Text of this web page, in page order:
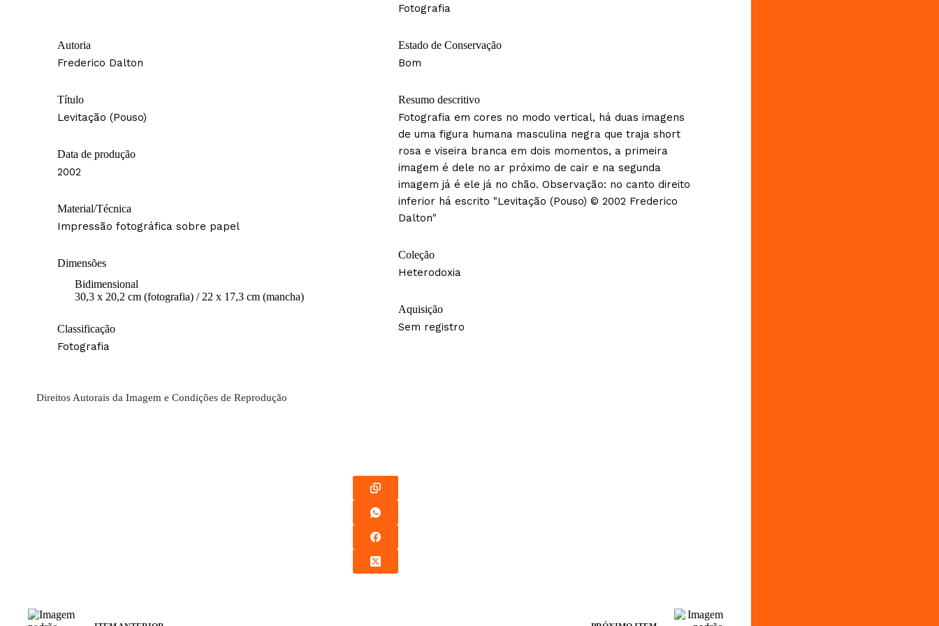
Autoria
Frederico Dalton
Título
Levitação (Pouso)
Data de produção
2002
Material/Técnica
Impressão fotográfica sobre papel
Dimensões
Bidimensional
30,3 x 20,2 cm (fotografia) / 22 x 17,3 cm (mancha)
Classificação
Fotografia
Fotografia
Estado de Conservação
Bom
Resumo descritivo
Fotografia em cores no modo vertical, há duas imagens
de uma figura humana masculina negra que traja short
rosa e viseira branca em dois momentos, a primeira
imagem é dele no ar próximo de cair e na segunda
imagem já é ele já no chão. Observação: no canto direito
inferior há escrito "Levitação (Pouso) © 2002 Frederico
Dalton"
Coleção
Heterodoxia
Aquisição
Sem registro
Direitos Autorais da Imagem e Condições de Reprodução